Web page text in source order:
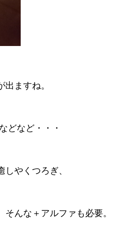
ますね。
どなど・・・
やくつろぎ、
んな＋アルファも必要。